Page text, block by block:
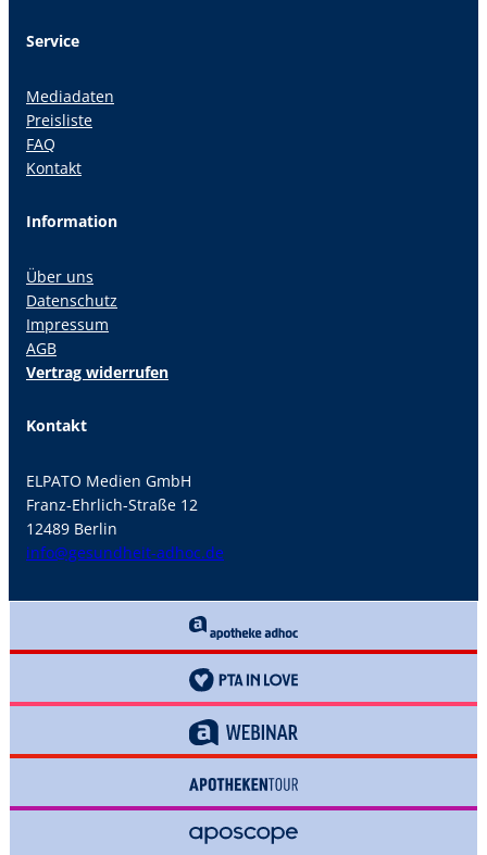
Service
Mediadaten
Preisliste
FAQ
Kontakt
Information
Über uns
Datenschutz
Impressum
AGB
Vertrag widerrufen
Kontakt
ELPATO Medien GmbH
Franz-Ehrlich-Straße 12
12489 Berlin
info@gesundheit-adhoc.de